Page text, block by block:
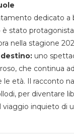
dedicato a
è stato
nella stagione
destino: uno
che continua
età. Il racconto
per diventare
viaggio inquieto di